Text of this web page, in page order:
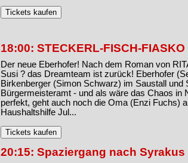
18:00: STECKERL-FISCH-FIASKO
Der neue Eberhofer! Nach dem Roman von
Susi ? das Dreamteam ist zurück! Eberhofer
Birkenberger (Simon Schwarz) im Saustall und
Bürgermeisteramt - und als wäre das Chaos in
perfekt, geht auch noch die Oma (Enzi Fuchs)
Haushaltshilfe Jul...
20:15: Spaziergang nach Syrakus